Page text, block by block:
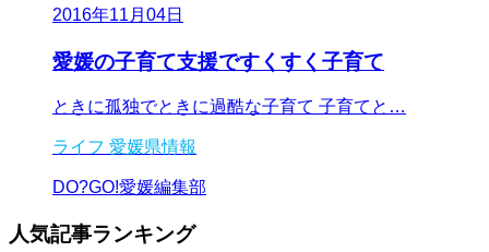
2016年11月04日
愛媛の子育て支援ですくすく子育て
ときに孤独でときに過酷な子育て 子育てと…
ライフ 愛媛県情報
DO?GO!愛媛編集部
人気記事ランキング